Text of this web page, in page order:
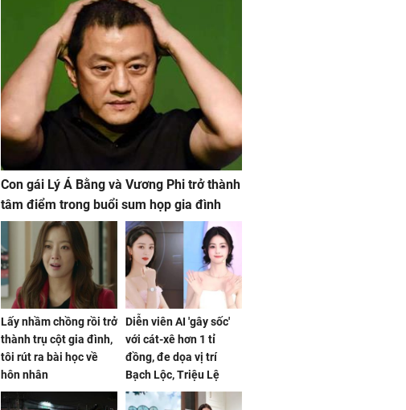
Con gái Lý Á Bằng và Vương Phi trở thành
tâm điểm trong buổi sum họp gia đình
Lấy nhầm chồng rồi trở
thành trụ cột gia đình,
tôi rút ra bài học về
hôn nhân
Diễn viên AI 'gây sốc'
với cát-xê hơn 1 tỉ
đồng, đe dọa vị trí
Bạch Lộc, Triệu Lệ
Dĩnh